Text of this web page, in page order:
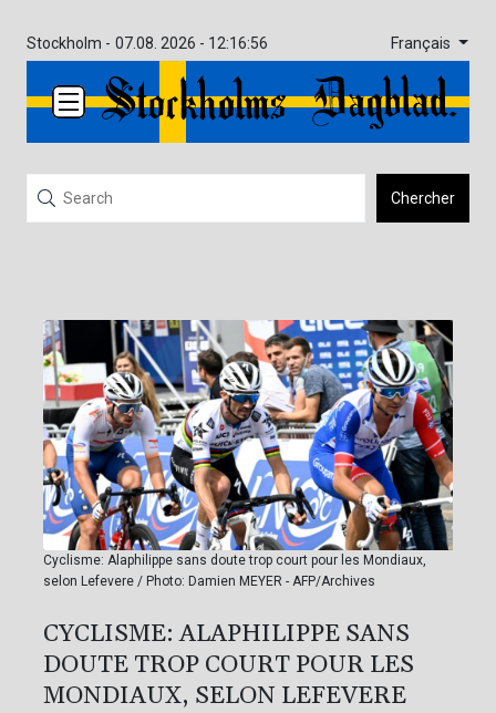
Stockholm - 07.08. 2026 - 12:16:56 Français
Chercher
Cyclisme: Alaphilippe sans doute trop court pour les Mondiaux,
selon Lefevere / Photo: Damien MEYER - AFP/Archives
CYCLISME: ALAPHILIPPE SANS
DOUTE TROP COURT POUR LES
MONDIAUX, SELON LEFEVERE